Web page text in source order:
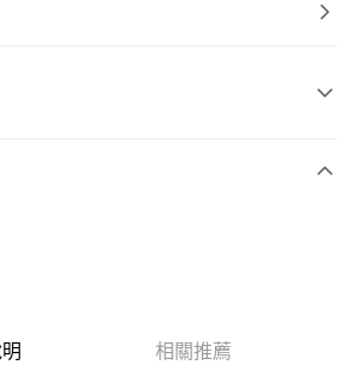
台北富邦商業銀行
第一商業銀行相關推薦